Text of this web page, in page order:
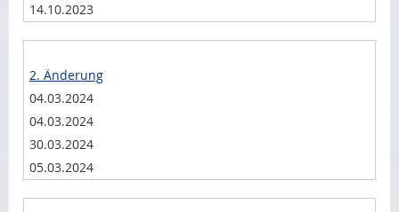
14.10.2023
2. Änderung
04.03.2024
04.03.2024
30.03.2024
05.03.2024